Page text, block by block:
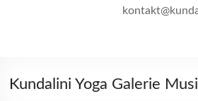
Kundalini Yoga Galerie